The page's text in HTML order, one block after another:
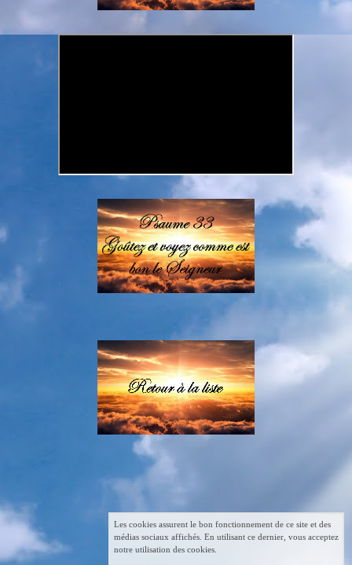
Les cookies assurent le bon fonctionnement de ce site et des
médias sociaux affichés. En utilisant ce dernier, vous acceptez
notre utilisation des cookies.